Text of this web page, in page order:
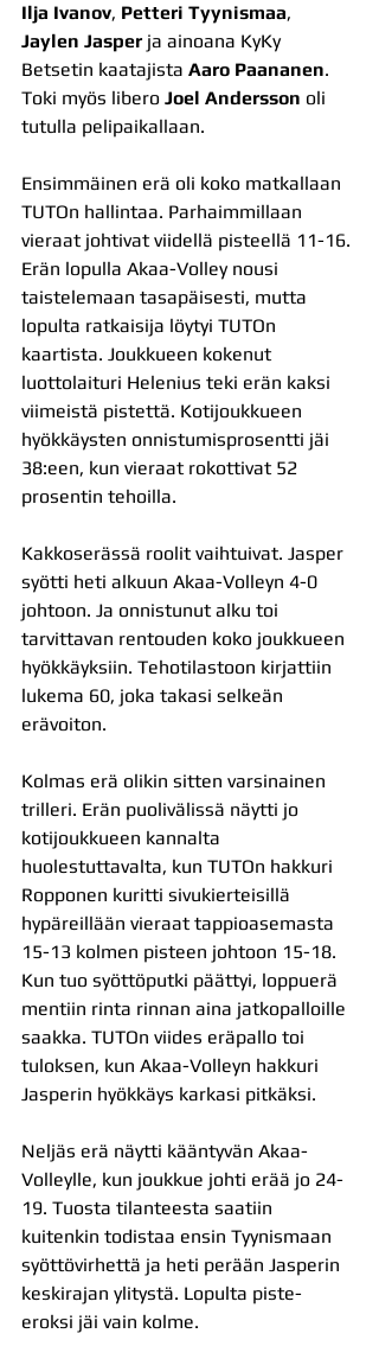
Ilja Ivanov, Petteri Tyynismaa,
Jaylen Jasper ja ainoana KyKy
Betsetin kaatajista Aaro Paananen.
Toki myös libero Joel Andersson oli
tutulla pelipaikallaan.
Ensimmäinen erä oli koko matkallaan
TUTOn hallintaa. Parhaimmillaan
vieraat johtivat viidellä pisteellä 11-16.
Erän lopulla Akaa-Volley nousi
taistelemaan tasapäisesti, mutta
lopulta ratkaisija löytyi TUTOn
kaartista. Joukkueen kokenut
luottolaituri Helenius teki erän kaksi
viimeistä pistettä. Kotijoukkueen
hyökkäysten onnistumisprosentti jäi
38:een, kun vieraat rokottivat 52
prosentin tehoilla.
Kakkoserässä roolit vaihtuivat. Jasper
syötti heti alkuun Akaa-Volleyn 4-0
johtoon. Ja onnistunut alku toi
tarvittavan rentouden koko joukkueen
hyökkäyksiin. Tehotilastoon kirjattiin
lukema 60, joka takasi selkeän
erävoiton.
Kolmas erä olikin sitten varsinainen
trilleri. Erän puolivälissä näytti jo
kotijoukkueen kannalta
huolestuttavalta, kun TUTOn hakkuri
Ropponen kuritti sivukierteisillä
hypäreillään vieraat tappioasemasta
15-13 kolmen pisteen johtoon 15-18.
Kun tuo syöttöputki päättyi, loppuerä
mentiin rinta rinnan aina jatkopalloille
saakka. TUTOn viides eräpallo toi
tuloksen, kun Akaa-Volleyn hakkuri
Jasperin hyökkäys karkasi pitkäksi.
Neljäs erä näytti kääntyvän Akaa-
Volleylle, kun joukkue johti erää jo 24-
19. Tuosta tilanteesta saatiin
kuitenkin todistaa ensin Tyynismaan
syöttövirhettä ja heti perään Jasperin
keskirajan ylitystä. Lopulta piste-
eroksi jäi vain kolme.